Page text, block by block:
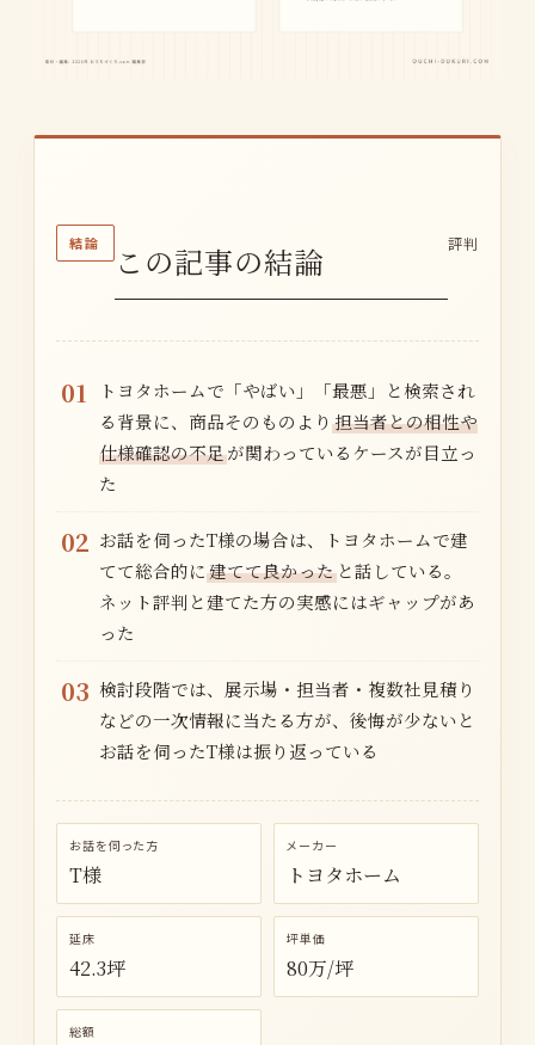
結論 この記事の結論 評判
01
トヨタホームで「やばい」「最悪」と検索され
る背景に、商品そのものより 担当者との相性や
仕様確認の不足が関わっているケースが目立っ
た
02 お話を伺ったT様の場合は、トヨタホームで建
てて総合的に建てて良かった と話している。
ネット評判と建てた方の実感にはギャップがあ
った
03 検討段階では、展示場・担当者・複数社見積り
などの一次情報に当たる方が、後悔が少ないと
お話を伺ったT様は振り返っている
お話を伺った方
T様
メーカー
トヨタホーム
延床
42.3坪
坪単価
80万/坪
総額